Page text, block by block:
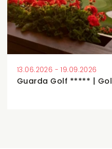
13.06.2026 - 19.09.2026
Guarda Golf ***** |